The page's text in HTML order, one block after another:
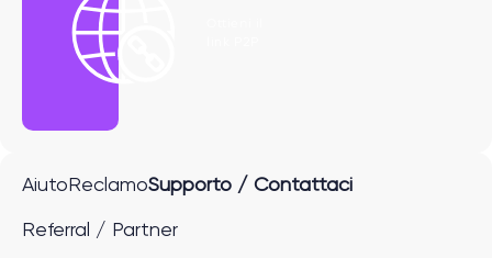
Aiuto ReclamoSupporto / Contattaci
Referral / Partner